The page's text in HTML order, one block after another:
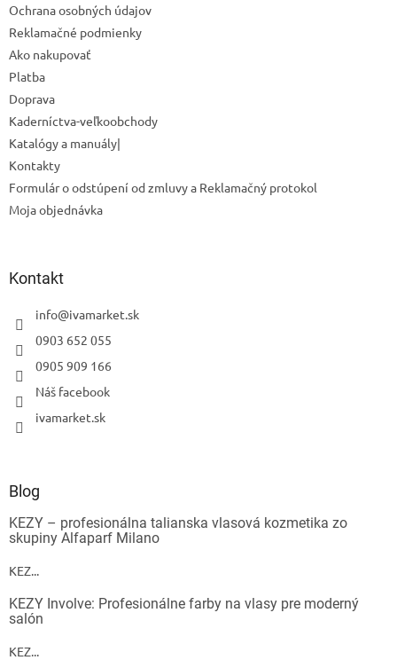
Ochrana osobných údajov
Reklamačné podmienky
Ako nakupovať
Platba
Doprava
Kaderníctva-veľkoobchody
Katalógy a manuály|
Kontakty
Formulár o odstúpení od zmluvy a Reklamačný protokol
Moja objednávka
Kontakt
info@ivamarket.sk
0903 652 055
0905 909 166
Náš facebook
ivamarket.sk
Blog
KEZY – profesionálna talianska vlasová kozmetika zo
skupiny Alfaparf Milano
KEZ...
KEZY Involve: Profesionálne farby na vlasy pre moderný
salón
KEZ...